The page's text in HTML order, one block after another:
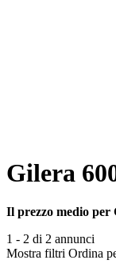
Gilera
Il prezzo medio per
1 - 2 di 2 annunci
Mostra filtri Ordina